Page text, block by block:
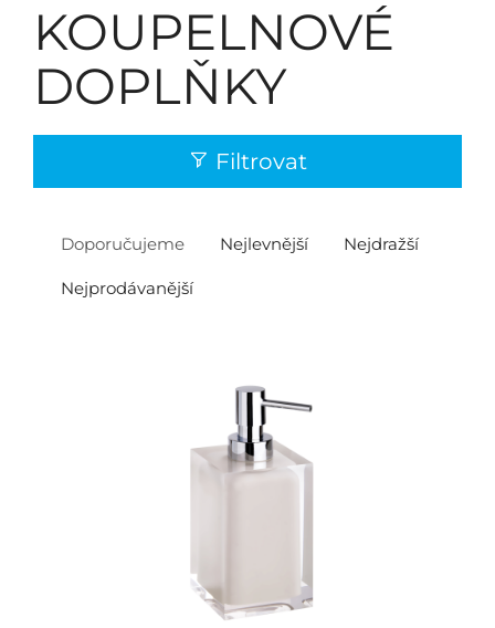
KOUPELNOVÉ
DOPLŇKY
Filtrovat
Doporučujeme Nejlevnější Nejdražší
Nejprodávanější